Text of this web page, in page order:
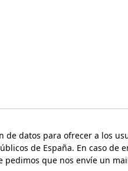
datos para ofrecer a los
de España. En caso de
que nos envíe un